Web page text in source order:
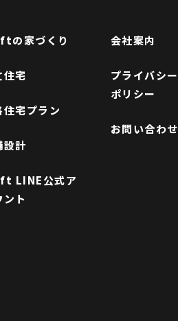
の家づくり
住宅
住宅プラン
設計
LINE公式ア
ント
会社案内
プライバシー
ポリシー
お問い合わせ